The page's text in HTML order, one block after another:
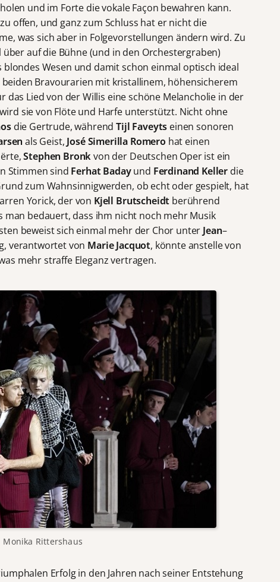
und im Forte die vokale Façon bewahren kann.
offen, und ganz zum Schluss hat er nicht die
was sich aber in Folgevorstellungen ändern wird. Zu
auf die Bühne (und in den Orchestergraben)
Wesen und damit schon einmal optisch ideal
beiden Bravourarien mit kristallinem, höhensicherem
das Lied von der Willis eine schöne Melancholie in der
sie von Flöte und Harfe unterstützt. Nicht ohne
die Gertrude, währendTijl Faveyts einen sonoren
als Geist, José Simerilla Romero hat einen
Stephen Bronkvon der Deutschen Oper ist ein
Stimmen sind Ferhat Badayund Ferdinand Keller die
zum Wahnsinnigwerden, ob echt oder gespielt, hat
Yorick, der von Kjell Brutscheidt berührend
man bedauert, dass ihm nicht noch mehr Musik
beweist sich einmal mehr der Chor unter Jean–
verantwortet von Marie Jacquot, könnte anstelle von
mehr straffe Eleganz vertragen.
Rittershaus
Erfolg in den Jahren nach seiner Entstehung